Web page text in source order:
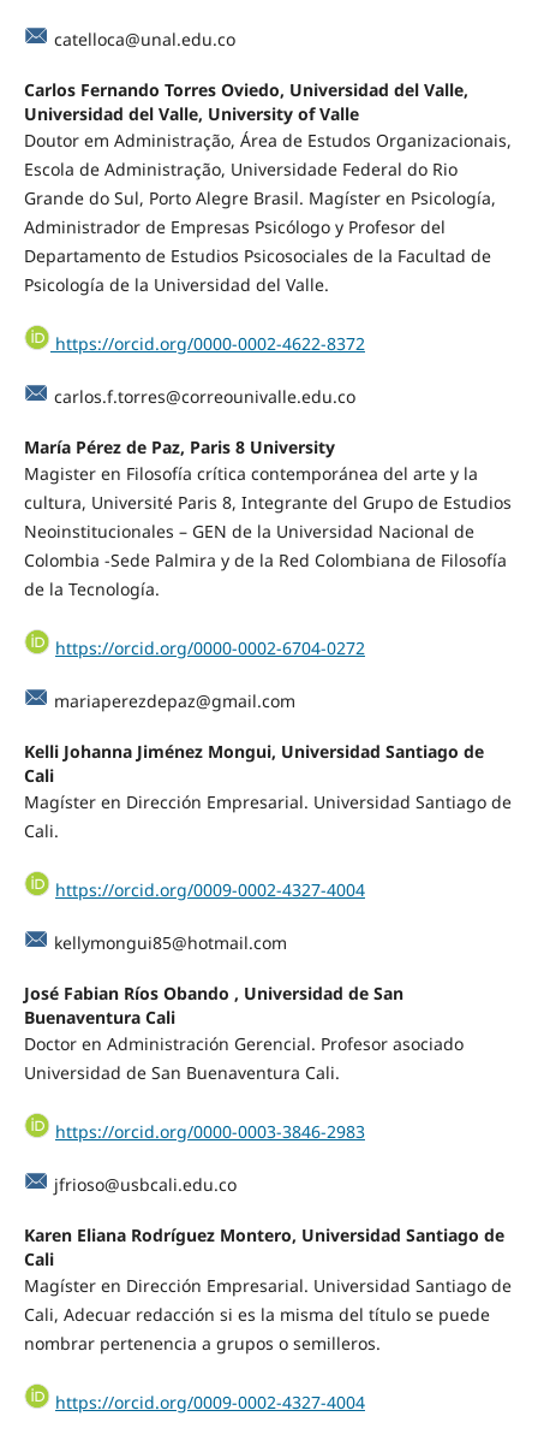
catelloca@unal.edu.co
Carlos Fernando Torres Oviedo, Universidad del Valle,
Universidad del Valle, University of Valle
Doutor em Administração, Área de Estudos Organizacionais,
Escola de Administração, Universidade Federal do Rio
Grande do Sul, Porto Alegre Brasil. Magíster en Psicología,
Administrador de Empresas Psicólogo y Profesor del
Departamento de Estudios Psicosociales de la Facultad de
Psicología de la Universidad del Valle.
https://orcid.org/0000-0002-4622-8372
carlos.f.torres@correounivalle.edu.co
María Pérez de Paz, Paris 8 University
Magister en Filosofía crítica contemporánea del arte y la
cultura, Université Paris 8, Integrante del Grupo de Estudios
Neoinstitucionales – GEN de la Universidad Nacional de
Colombia -Sede Palmira y de la Red Colombiana de Filosofía
de la Tecnología.
https://orcid.org/0000-0002-6704-0272
mariaperezdepaz@gmail.com
Kelli Johanna Jiménez Mongui, Universidad Santiago de
Cali
Magíster en Dirección Empresarial. Universidad Santiago de
Cali.
https://orcid.org/0009-0002-4327-4004
kellymongui85@hotmail.com
José Fabian Ríos Obando , Universidad de San
Buenaventura Cali
Doctor en Administración Gerencial. Profesor asociado
Universidad de San Buenaventura Cali.
https://orcid.org/0000-0003-3846-2983
jfrioso@usbcali.edu.co
Karen Eliana Rodríguez Montero, Universidad Santiago de
Cali
Magíster en Dirección Empresarial. Universidad Santiago de
Cali, Adecuar redacción si es la misma del título se puede
nombrar pertenencia a grupos o semilleros.
https://orcid.org/0009-0002-4327-4004